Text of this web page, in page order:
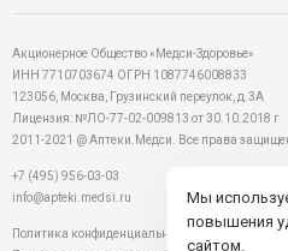
Акционерное Общество «Медси-Здоровье»
ИНН 7710703674 ОГРН 1087746008833
123056, Москва, Грузинский переулок, д.3А
Лицензия: №ЛО-77-02-009813 от 30.10.2018 г
2011-2021 @ Аптеки.Медси. Все права
+7 (495) 956-03-03
info@apteki.medsi.ru
Политика конфиденциальности
Мы
повышения
сайтом.